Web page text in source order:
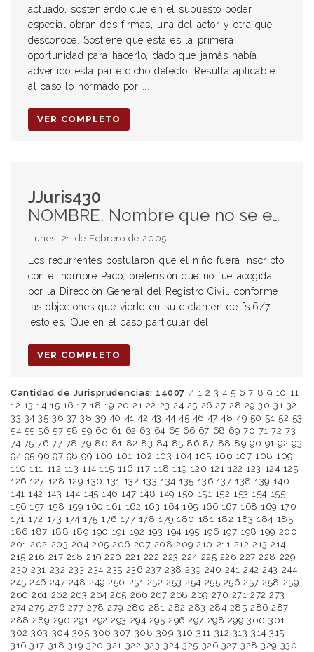
actuado, sosteniendo que en el supuesto poder
especial obran dos firmas, una del actor y otra que
desconoce. Sostiene que esta es la primera
oportunidad para hacerlo, dado que jamás había
advertido esta parte dicho defecto. Resulta aplicable
al caso lo normado por ...
VER COMPLETO
JJuris430
NOMBRE. Nombre que no se encuentra en el listado del Registro Civil. Autorización judicial para inscribir a un niño con el nombre Paco.
Lunes, 21 de Febrero de 2005
Los recurrentes postularon que el niño fuera inscripto
con el nombre Paco, pretensión que no fue acogida
por la Dirección General del Registro Civil, conforme
las objeciones que vierte en su dictamen de fs.6/7
,esto es, Que en el caso particular del
VER COMPLETO
Cantidad de Jurisprudencias: 14007 / 1 2 3 4 5 6 7 8 9 10 11
12 13 14 15 16 17 18 19 20 21 22 23 24 25 26 27 28 29 30 31 32
33 34 35 36 37 38 39 40 41 42 43 44 45 46 47 48 49 50 51 52 53
54 55 56 57 58 59 60 61 62 63 64 65 66 67 68 69 70 71 72 73
74 75 76 77 78 79 80 81 82 83 84 85 86 87 88 89 90 91 92 93
94 95 96 97 98 99 100 101 102 103 104 105 106 107 108 109
110 111 112 113 114 115 116 117 118 119 120 121 122 123 124 125
126 127 128 129 130 131 132 133 134 135 136 137 138 139 140
141 142 143 144 145 146 147 148 149 150 151 152 153 154 155
156 157 158 159 160 161 162 163 164 165 166 167 168 169 170
171 172 173 174 175 176 177 178 179 180 181 182 183 184 185
186 187 188 189 190 191 192 193 194 195 196 197 198 199 200
201 202 203 204 205 206 207 208 209 210 211 212 213 214
215 216 217 218 219 220 221 222 223 224 225 226 227 228 229
230 231 232 233 234 235 236 237 238 239 240 241 242 243 244
245 246 247 248 249 250 251 252 253 254 255 256 257 258 259
260 261 262 263 264 265 266 267 268 269 270 271 272 273
274 275 276 277 278 279 280 281 282 283 284 285 286 287
288 289 290 291 292 293 294 295 296 297 298 299 300 301
302 303 304 305 306 307 308 309 310 311 312 313 314 315
316 317 318 319 320 321 322 323 324 325 326 327 328 329 330